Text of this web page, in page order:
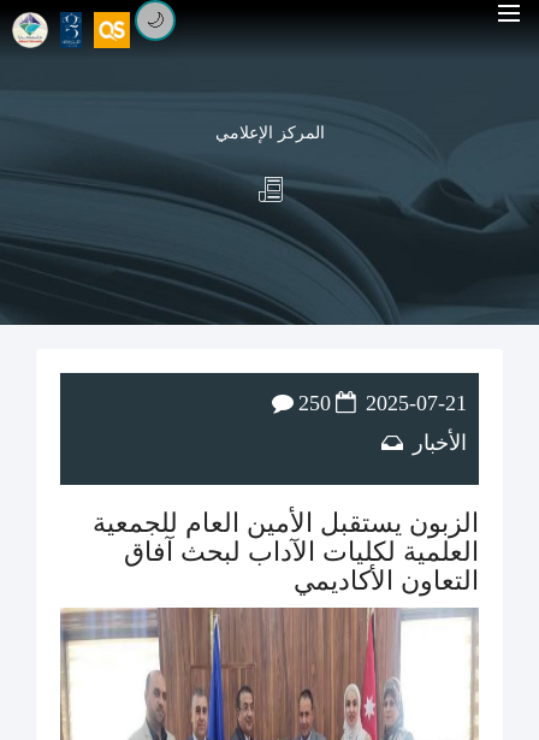
🌙
المركز الإعلامي
2025-07-21
الأخبار
250
الزبون يستقبل الأمين العام للجمعية
العلمية لكليات الآداب لبحث آفاق
التعاون الأكاديمي